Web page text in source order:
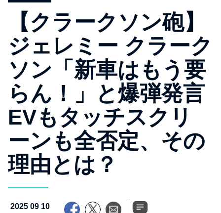
【クラークソン砲】
ジェレミー クラーク
ソン「新車はもう要
らん！」と爆弾発言
EVもタッチスクリ
ーンも全否定、その
理由とは？
2025 09 10